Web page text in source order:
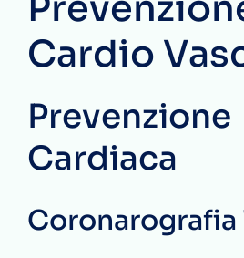
Cardio
Prevenzione
Cardiaca
Coronarografia